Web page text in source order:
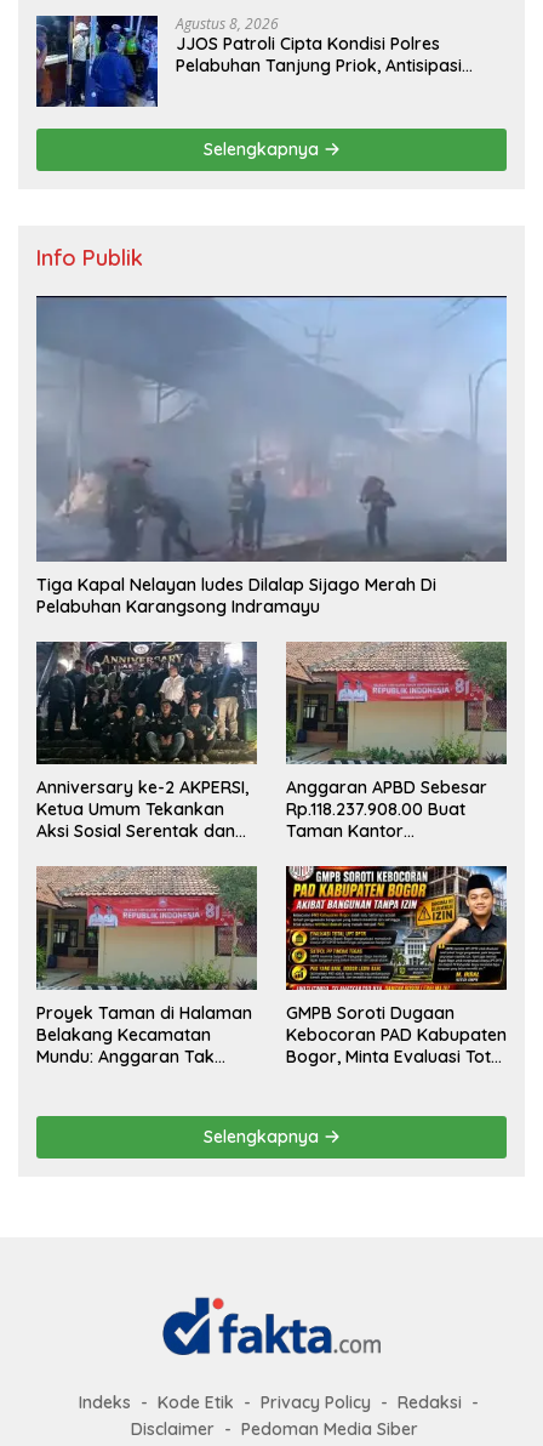
Agustus 8, 2026
JJOS Patroli Cipta Kondisi Polres
Pelabuhan Tanjung Priok, Antisipasi
Selengkapnya
Info Publik
Tiga Kapal Nelayan ludes Dilalap Sijago Merah Di
Pelabuhan Karangsong Indramayu
Anniversary ke-2 AKPERSI,
Ketua Umum Tekankan
Aksi Sosial Serentak dan
Konstituen ke Dewan Pers
Anggaran APBD Sebesar
Rp.118.237.908.00 Buat
Taman Kantor
Masuk Akal, Harus
Dipertanggungjawabkan
Secara Terbuka!
Proyek Taman di Halaman
Belakang Kecamatan
Mundu: Anggaran Tak
GMPB Soroti Dugaan
Kebocoran PAD Kabupaten
Bogor, Minta Evaluasi Total
Selengkapnya
Indeks Kode Etik Privacy Policy
Redaksi
Disclaimer
Pedoman Media Siber